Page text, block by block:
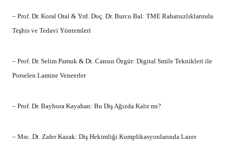
– Prof. Dr. Koral Oral & Yrd. Doç. Dr. Burcu Bal: TME Rahatsızlıklarında
Teşhis ve Tedavi Yöntemleri
– Prof. Dr. Selim Pamuk & Dt. Cansın Özgür: Digital Smile Teknikleri ile
Porselen Lamine Veneerler
– Prof. Dr. Baybora Kayahan: Bu Diş Ağızda Kalır mı?
– Msc. Dt. Zafer Kazak: Diş Hekimliği Komplikasyonlarında Lazer